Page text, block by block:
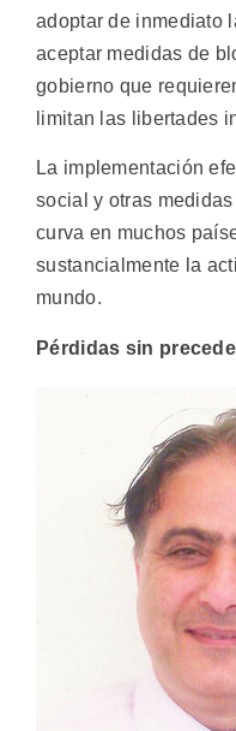
adoptar de inmediato
aceptar medidas de
gobierno que
limitan las libertades
La implementación
social y otras
curva en muchos
sustancialmente la
mundo.
Pérdidas sin